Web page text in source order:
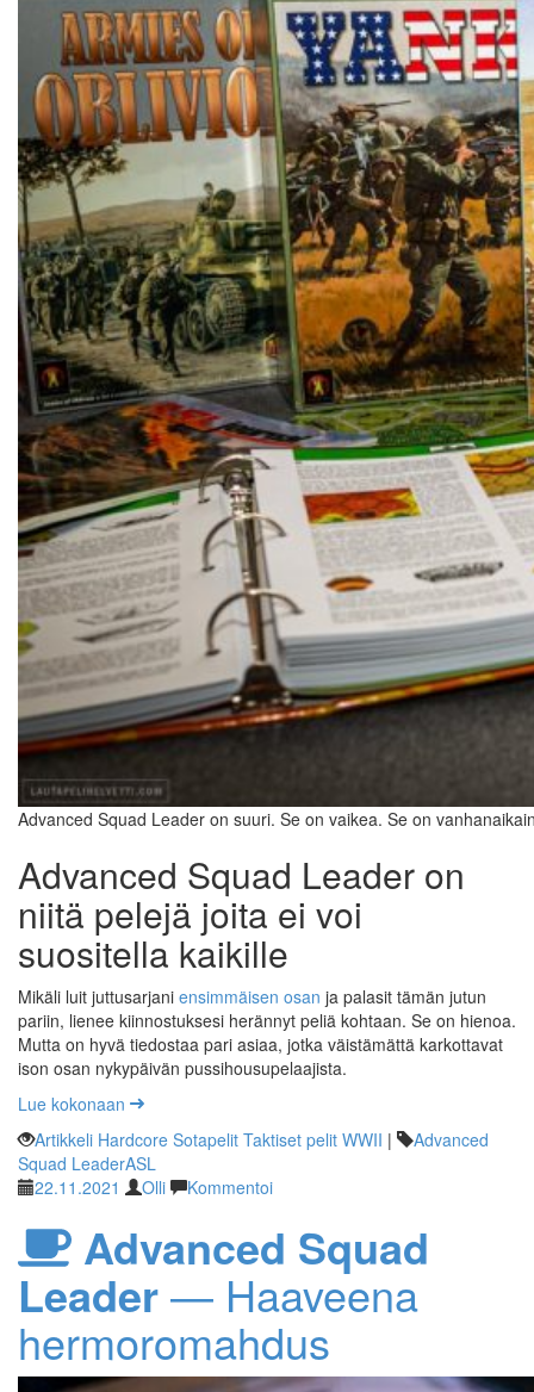
Advanced Squad Leader on suuri. Se on vaikea. Se on
Advanced Squad Leader on
niitä pelejä joita ei voi
suositella kaikille
Mikäli luit juttusarjani ensimmäisen osan ja palasit tämän jutun
pariin, lienee kiinnostuksesi herännyt peliä kohtaan. Se on hienoa.
Mutta on hyvä tiedostaa pari asiaa, jotka väistämättä karkottavat
ison osan nykypäivän pussihousupelaajista.
Lue kokonaan
Artikkeli Hardcore Sotapelit Taktiset pelit WWII |
Advanced
Squad LeaderASL
22.11.2021
Olli Kommentoi
Advanced Squad
Leader— Haaveena
hermoromahdus